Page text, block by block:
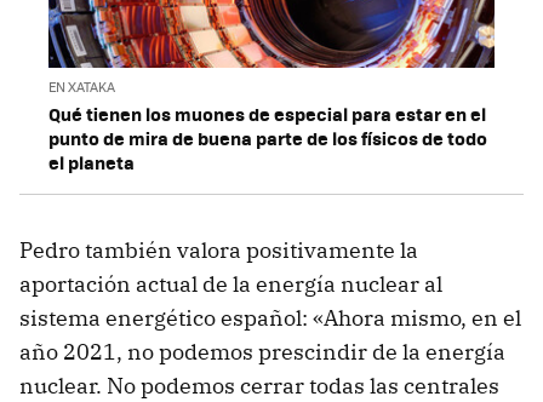
EN XATAKA
Qué tienen los muones de especial para estar en el
punto de mira de buena parte de los físicos de todo
el planeta
Pedro también valora positivamente la
aportación actual de la energía nuclear al
sistema energético español: «Ahora mismo, en el
año 2021, no podemos prescindir de la energía
nuclear. No podemos cerrar todas las centrales